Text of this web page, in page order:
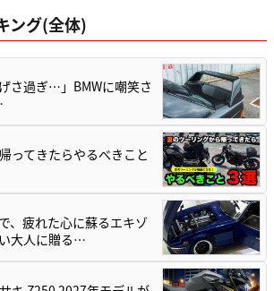
ング(全体)
さ過ぎ…」BMWに嘲笑さ
ってきたらやるべきこと
、疲れた心に蘇るエキゾ
大人に贈る…